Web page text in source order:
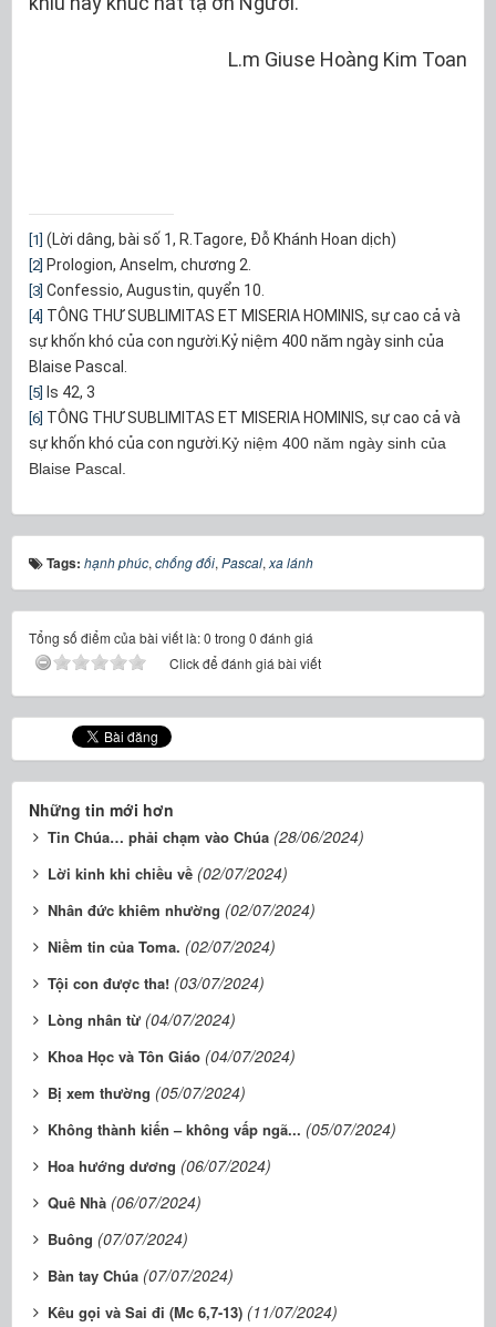
L.m Giuse Hoàng Kim Toan
[1] (Lời dâng, bài số 1, R.Tagore, Đỗ Khánh Hoan dịch)
[2] Prologion, Anselm, chương 2.
[3] Confessio, Augustin, quyển 10.
[4] TÔNG THƯ SUBLIMITAS ET MISERIA HOMINIS, sự cao cả và
sự khốn khó của con người.Kỷ niệm 400 năm ngày sinh của
Blaise Pascal.
[5] Is 42, 3
[6] TÔNG THƯ SUBLIMITAS ET MISERIA HOMINIS, sự cao cả và
sự khốn khó của con người.Kỷ niệm 400 năm ngày sinh của
Blaise Pascal.
Tags: hạnh phúc, chống đối, Pascal, xa lánh
Tổng số điểm của bài viết là: 0 trong 0 đánh giá
Click để đánh giá bài viết
Những tin mới hơn
Tin Chúa… phải chạm vào Chúa (28/06/2024)
Lời kinh khi chiều về (02/07/2024)
Nhân đức khiêm nhường (02/07/2024)
Niềm tin của Toma. (02/07/2024)
Tội con được tha! (03/07/2024)
Lòng nhân từ (04/07/2024)
Khoa Học và Tôn Giáo (04/07/2024)
Bị xem thường (05/07/2024)
Không thành kiến – không vấp ngã... (05/07/2024)
Hoa hướng dương (06/07/2024)
Quê Nhà (06/07/2024)
Buông (07/07/2024)
Bàn tay Chúa (07/07/2024)
Kêu gọi và Sai đi (Mc 6,7-13) (11/07/2024)